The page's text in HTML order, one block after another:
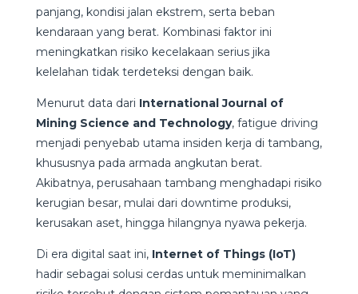
panjang, kondisi jalan ekstrem, serta beban
kendaraan yang berat. Kombinasi faktor ini
meningkatkan risiko kecelakaan serius jika
kelelahan tidak terdeteksi dengan baik.
Menurut data dari International Journal of
Mining Science and Technology, fatigue driving
menjadi penyebab utama insiden kerja di tambang,
khususnya pada armada angkutan berat.
Akibatnya, perusahaan tambang menghadapi risiko
kerugian besar, mulai dari downtime produksi,
kerusakan aset, hingga hilangnya nyawa pekerja.
Di era digital saat ini, Internet of Things (IoT)
hadir sebagai solusi cerdas untuk meminimalkan